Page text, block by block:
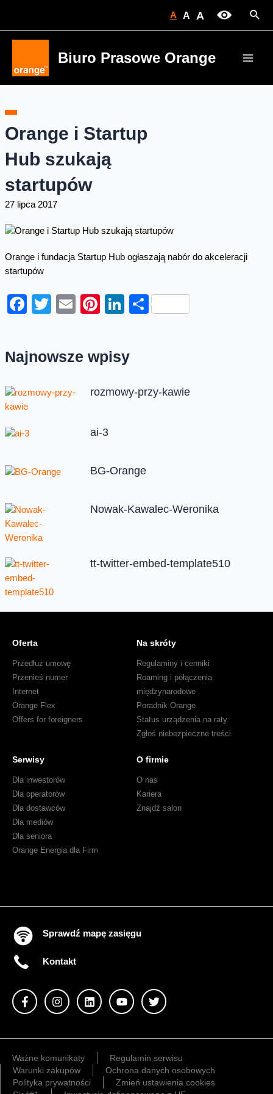
A A A
Biuro Prasowe Orange
Orange i Startup
Hub szukają
startupów
27 lipca 2017
Orange i fundacja Startup Hub ogłaszają nabór do akceleracji
startupów
Facebook
Twitter
EmailPinterest
LinkedIn
Share
Najnowsze wpisy
rozmowy-przy-kawie
ai-3
BG-Orange
Nowak-Kawalec-Weronika
tt-twitter-embed-template510
Oferta
Przedłuż umowę
Przenieś numer
Internet
Orange Flex
Offers for foreigners
Na skróty
Regulaminy i cenniki
Roaming i połączenia
międzynarodowe
Poradnik Orange
Status urządzenia na raty
Zgłoś niebezpieczne treści
Serwisy
Dla inwestorów
Dla operatorów
Dla dostawców
Dla mediów
Dla seniora
Orange Energia dla Firm
O firmie
O nas
Kariera
Znajdź salon
Sprawdź mapę zasięgu
Kontakt
Ważne komunikaty
Regulamin serwisu
Warunki zakupów
Ochrona danych osobowych
Polityka prywatności
Zmień ustawienia cookies